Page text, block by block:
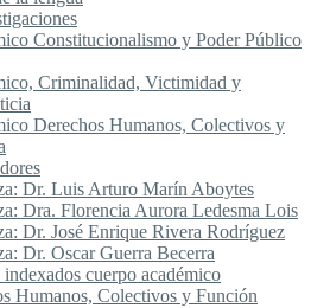
Constitucionalismo y Poder Público
Criminalidad, Victimidad y
Derechos Humanos, Colectivos y
Dr. Luis Arturo Marín Aboytes
Dra. Florencia Aurora Ledesma Lois
Dr. José Enrique Rivera Rodríguez
Dr. Oscar Guerra Becerra
cuerpo académico
Humanos, Colectivos y Función